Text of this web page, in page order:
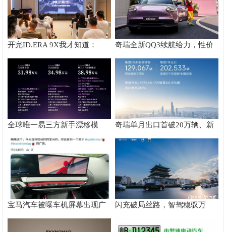
开完ID.ERA 9X我才知道：
Momenta R7到底有多强！
奇瑞全新QQ3续航给力，性价
比高的新能源汽车的越级实力
全球唯一易三方新手漂移模
式：腾势Z9S让新手也能玩漂
移
奇瑞单月出口首破20万辆、新
能源近13万辆再创新高
宝马汽车被曝车机屏幕出现广
告，哪些品牌的车还有类似的
闪充破局丝路，智驾稳驭万